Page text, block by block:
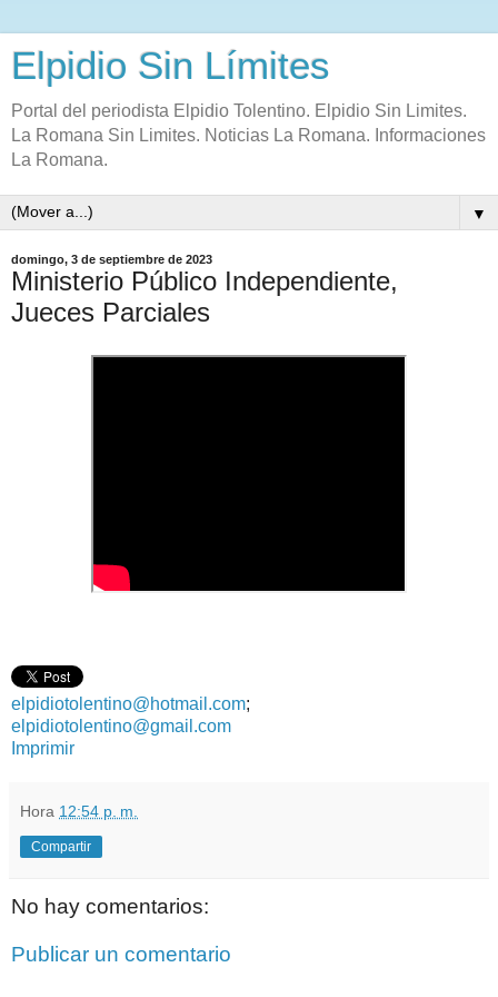
Elpidio Sin Límites
Portal del periodista Elpidio Tolentino. Elpidio Sin Limites.
La Romana Sin Limites. Noticias La Romana. Informaciones
La Romana.
▼
domingo, 3 de septiembre de 2023
Ministerio Público Independiente,
Jueces Parciales
elpidiotolentino@hotmail.com;
elpidiotolentino@gmail.com
Imprimir
Hora 12:54 p. m.
Compartir
No hay comentarios:
Publicar un comentario